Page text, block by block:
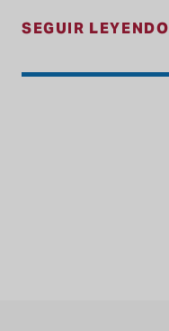
SEGUIR LEYENDO